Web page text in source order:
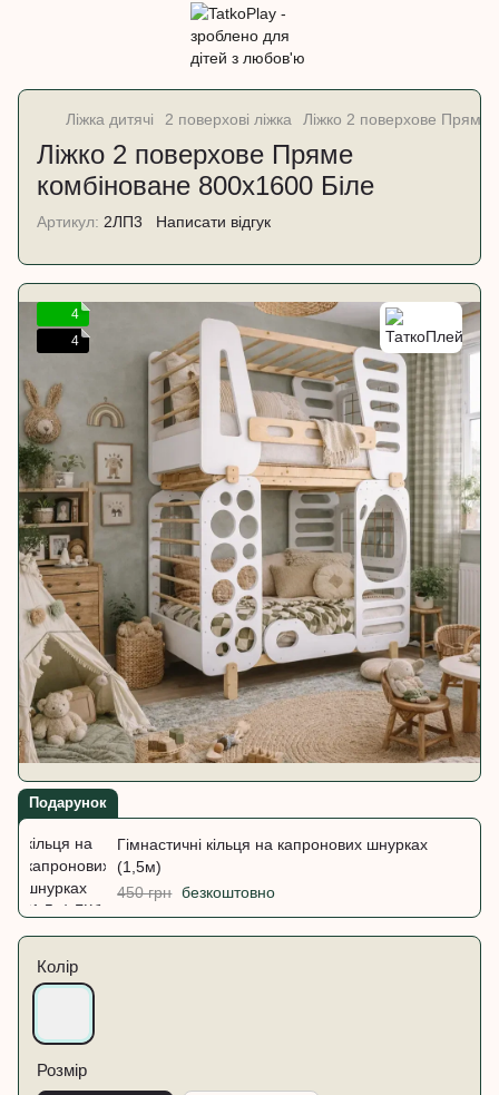
Ліжка дитячі 2 поверхові ліжка Ліжко 2 поверхове Пряме
Ліжко 2 поверхове Пряме
комбіноване 800х1600 Біле
Артикул: 2ЛП3 Написати відгук
4
4
Подарунок
Гімнастичні кільця на капронових шнурках
(1,5м)
450 грн безкоштовно
Колір
Розмір